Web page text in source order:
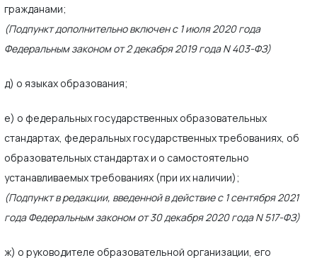
гражданами;
(Подпункт дополнительно включен с 1 июля 2020 года
Федеральным законом от 2 декабря 2019 года N 403-ФЗ)
д) о языках образования;
е) о федеральных государственных образовательных
стандартах, федеральных государственных требованиях, об
образовательных стандартах и о самостоятельно
устанавливаемых требованиях (при их наличии);
(Подпункт в редакции, введенной в действие с 1 сентября 2021
года Федеральным законом от 30 декабря 2020 года N 517-ФЗ)
ж) о руководителе образовательной организации, его